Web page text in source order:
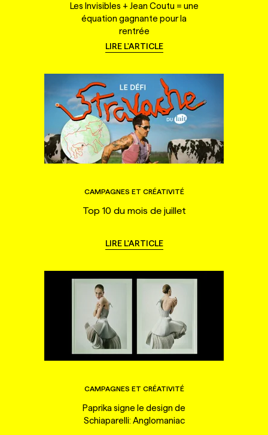
Les Invisibles + Jean Coutu = une
équation gagnante pour la
rentrée
LIRE L'ARTICLE
CAMPAGNES ET CRÉATIVITÉ
Top 10 du mois de juillet
LIRE L'ARTICLE
CAMPAGNES ET CRÉATIVITÉ
Paprika signe le design de
Schiaparelli: Anglomaniac